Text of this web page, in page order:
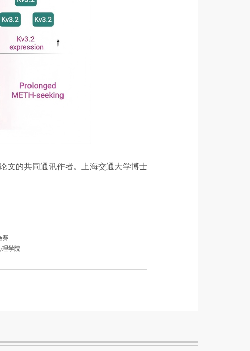
文的共同通讯作者。上海交通大学博士
赛
理学院